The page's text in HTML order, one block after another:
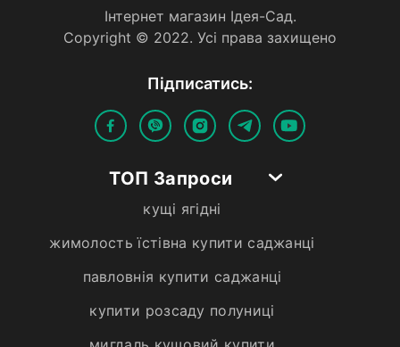
Iнтернет магазин Iдея-Сад.
Copyright © 2022. Усi права захищено
Пiдписатись:
ТОП Запроси
кущі ягідні
жимолость їстівна купити саджанці
павловнія купити саджанці
купити розсаду полуниці